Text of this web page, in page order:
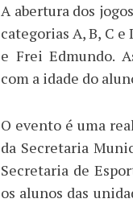
A abertura dos
categorias A, B, C
e Frei Edmundo.
com a idade do
O evento é uma
da Secretaria
Secretaria de
os alunos das